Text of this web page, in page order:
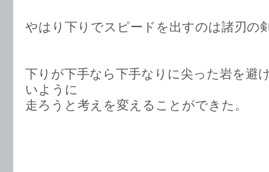
やはり下りでスピードを出すのは諸刃の
下りが下手なら下手なりに尖った岩を避
いように
走ろうと考えを変えることができた。